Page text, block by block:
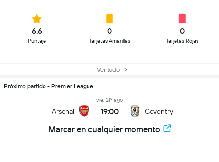
6.6
Puntaje
0
Tarjetas Amarillas
0
Tarjetas Rojas
Ver todo
Próximo partido - Premier League
Arsenal
vie, 21º ago
19:00 Coventry
Marcar en cualquier momento